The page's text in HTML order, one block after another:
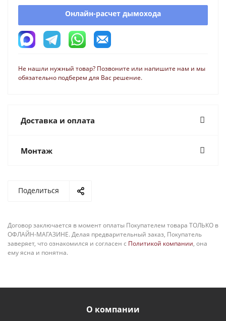
Онлайн-расчет дымохода
Не нашли нужный товар? Позвоните или напишите нам и мы
обязательно подберем для Вас решение.
Доставка и оплата
Монтаж
Поделиться
Договор заключается в момент оплаты Покупателем товара ТОЛЬКО в
ОФЛАЙН-МАГАЗИНЕ. Делая предварительный заказ, Покупатель
заверяет, что ознакомился и согласен с Политикой компании, она
ему ясна и понятна.
О компании